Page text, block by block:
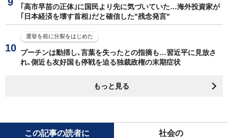
｢高市早苗の正体｣に国民より先に気づいていた…海外投資家が
｢日本経済を壊す首相｣だと確信した"残念発言"
選挙を前に分裂をはじめた
プーチンは動揺し､言葉を失ったとの指摘も…習近平に見放さ
れ､側近も友好国も停戦を迫る独裁政権の末期症状
もっと見る
この記事の読者に 社会の